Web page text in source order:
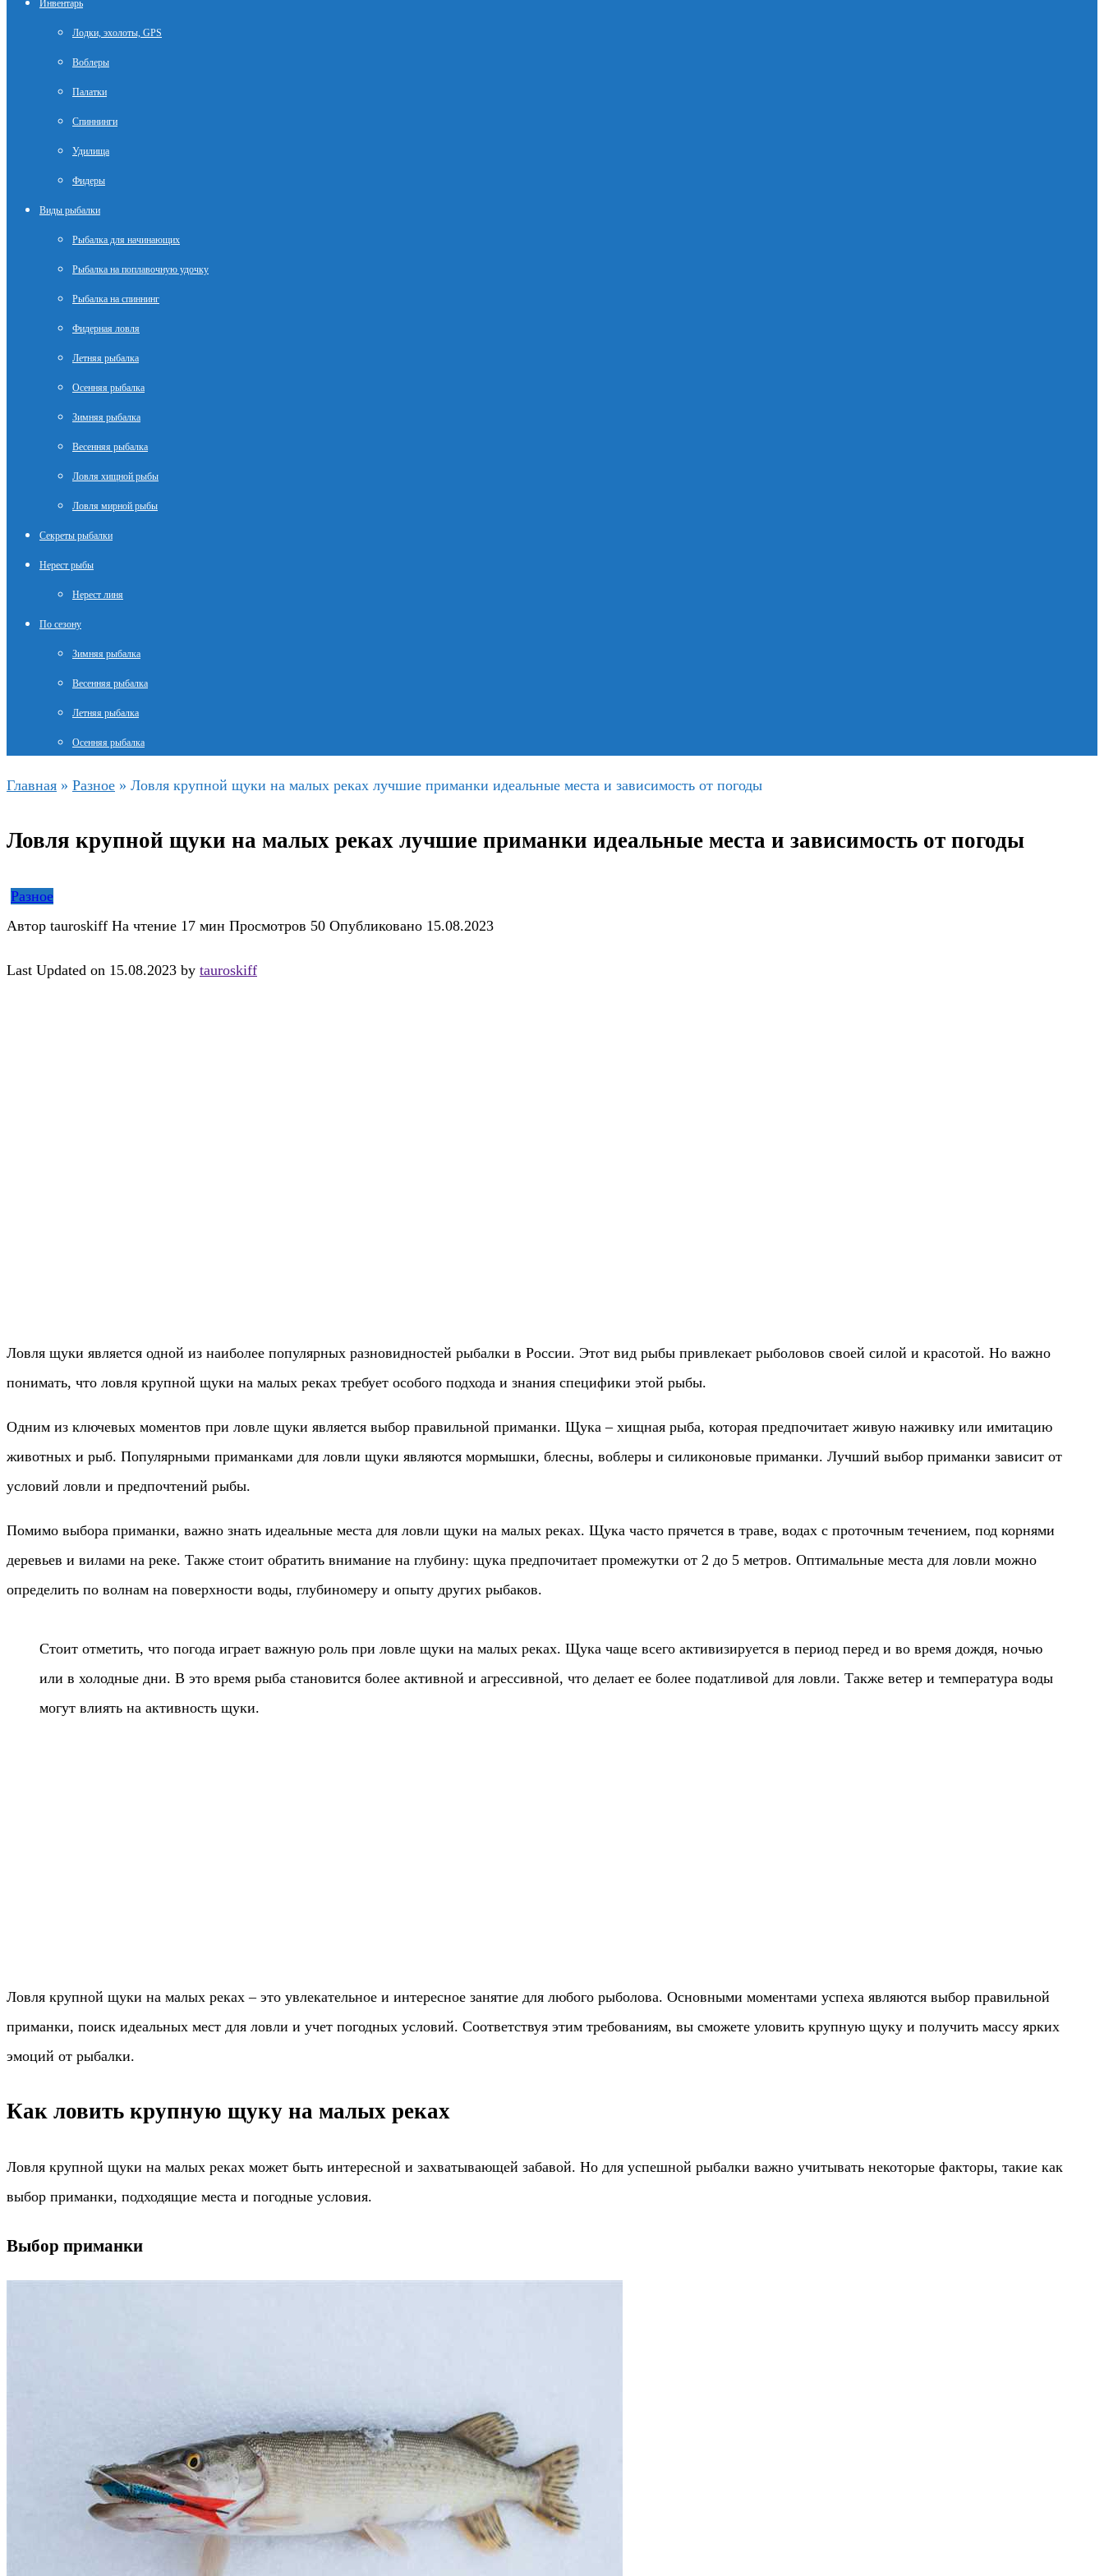
Инвентарь
Лодки, эхолоты, GPS
Воблеры
Палатки
Спиннинги
Удилища
Фидеры
Виды рыбалки
Рыбалка для начинающих
Рыбалка на поплавочную удочку
Рыбалка на спиннинг
Фидерная ловля
Летняя рыбалка
Осенняя рыбалка
Зимняя рыбалка
Весенняя рыбалка
Ловля хищной рыбы
Ловля мирной рыбы
Секреты рыбалки
Нерест рыбы
Нерест линя
По сезону
Зимняя рыбалка
Весенняя рыбалка
Летняя рыбалка
Осенняя рыбалка
Главная » Разное » Ловля крупной щуки на малых реках лучшие приманки идеальные места и зависимость от погоды
Ловля крупной щуки на малых реках лучшие приманки идеальные места и зависимость от погоды
Разное
Автор tauroskiff На чтение 17 мин Просмотров 50 Опубликовано 15.08.2023
Last Updated on 15.08.2023 by tauroskiff
Ловля щуки является одной из наиболее популярных разновидностей рыбалки в России. Этот вид рыбы привлекает рыболовов своей силой и красотой. Но важно
понимать, что ловля крупной щуки на малых реках требует особого подхода и знания специфики этой рыбы.
Одним из ключевых моментов при ловле щуки является выбор правильной приманки. Щука – хищная рыба, которая предпочитает живую наживку или имитацию
животных и рыб. Популярными приманками для ловли щуки являются мормышки, блесны, воблеры и силиконовые приманки. Лучший выбор приманки зависит от
условий ловли и предпочтений рыбы.
Помимо выбора приманки, важно знать идеальные места для ловли щуки на малых реках. Щука часто прячется в траве, водах с проточным течением, под корнями
деревьев и вилами на реке. Также стоит обратить внимание на глубину: щука предпочитает промежутки от 2 до 5 метров. Оптимальные места для ловли можно
определить по волнам на поверхности воды, глубиномеру и опыту других рыбаков.
Стоит отметить, что погода играет важную роль при ловле щуки на малых реках. Щука чаще всего активизируется в период перед и во время дождя, ночью
или в холодные дни. В это время рыба становится более активной и агрессивной, что делает ее более податливой для ловли. Также ветер и температура воды
могут влиять на активность щуки.
Ловля крупной щуки на малых реках – это увлекательное и интересное занятие для любого рыболова. Основными моментами успеха являются выбор правильной
приманки, поиск идеальных мест для ловли и учет погодных условий. Соответствуя этим требованиям, вы сможете уловить крупную щуку и получить массу ярких
эмоций от рыбалки.
Как ловить крупную щуку на малых реках
Ловля крупной щуки на малых реках может быть интересной и захватывающей забавой. Но для успешной рыбалки важно учитывать некоторые факторы, такие как
выбор приманки, подходящие места и погодные условия.
Выбор приманки